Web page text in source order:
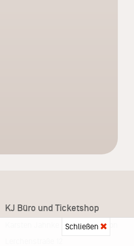
KJ Büro und Ticketshop
Karsten Jahnke Konzertdirektion
Schließen